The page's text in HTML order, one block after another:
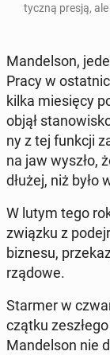
tycz­ną presją,
Man­del­son,
Pracy w
kilka mie­się­cy
objął
ny z tej funkcji
na jaw wyszło,
dłużej, niż było
W lutym tego
związku z
biznesu,
rządowe.
Starmer w
cząt­ku
Man­del­son nie